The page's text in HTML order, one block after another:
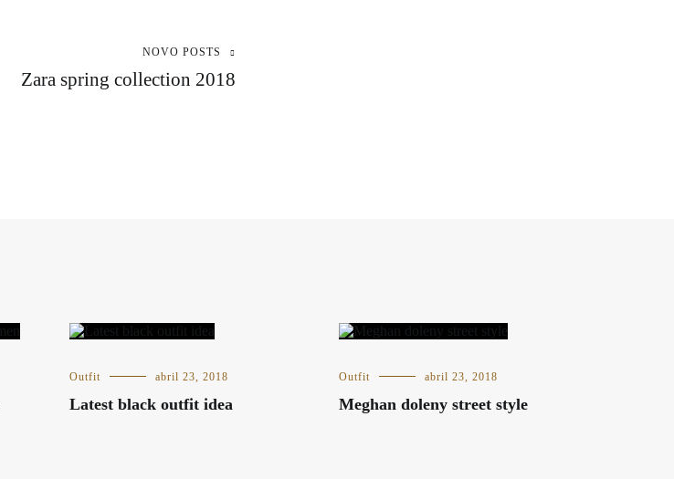
NOVO POSTS
Zara spring collection 2018
Outfit abril 23, 2018
Latest black outfit idea
Outfit abril 23, 2018
Meghan doleny street style